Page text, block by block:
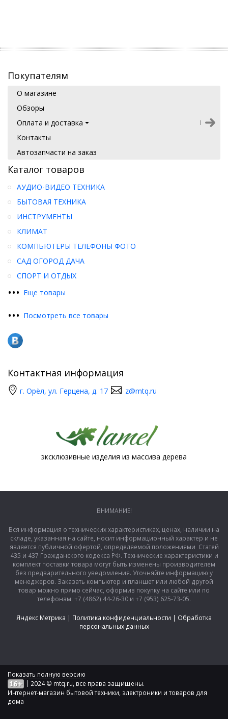
Покупателям
О магазине
Обзоры
Оплата и доставка
Контакты
Автозапчасти на заказ
Каталог товаров
••• Еще товары
АУДИО-ВИДЕО ТЕХНИКА
БЫТОВАЯ ТЕХНИКА
ИНСТРУМЕНТЫ
КЛИМАТ
КОМПЬЮТЕРЫ ТЕЛЕФОНЫ ФОТО
САД ОГОРОД ДАЧА
СПОРТ И ОТДЫХ
••• Посмотреть все товары
Контактная информация
г. Орёл, ул. Герцена, д. 17 z@mtq.ru
эксклюзивные изделия из массива дерева
ВНИМАНИЕ!
Вся информация о технических характеристиках, ценах, наличии на
складе, указанная на сайте, носит информационный характер и не
является публичной офертой, определяемой положениями Статей
435 и 437 Гражданского кодекса РФ. Технические характеристики и
комплект поставки товара могут быть изменены производителем
без предварительного уведомления. Уточняйте информацию у
менеджеров. Заказать компьютер и планшет или любой другой
товар можно прямо сейчас, оформив покупку на сайте или по
телефонам: +7 (4862) 44-26-30 и +7 (953) 625-73-05.
Яндекс Метрика | Политика конфиденциальности | Обработка
персональных данных
Показать полную версию
| 2024 © mtq.ru, все права защищены.
Интернет-магазин бытовой техники, электроники и товаров для
дома